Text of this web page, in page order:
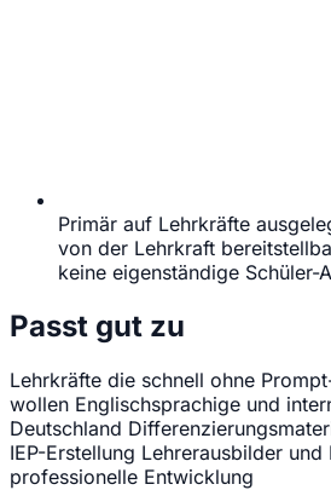
Primär auf Lehrkräfte
von der Lehrkraft
keine eigenständige Schüler-
Passt gut zu
Lehrkräfte die schnell ohne
wollen Englischsprachige und
Deutschland
IEP-Erstellung Lehrerausbilder
professionelle Entwicklung